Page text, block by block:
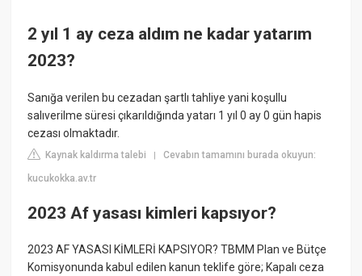
2 yıl 1 ay ceza aldım ne kadar yatarım
2023?
Sanığa verilen bu cezadan şartlı tahliye yani koşullu
salıverilme süresi çıkarıldığında yatarı 1 yıl 0 ay 0 gün hapis
cezası olmaktadır.
Kaynak kaldırma talebi |Cevabın tamamını burada okuyun:
kucukokka.av.tr
2023 Af yasası kimleri kapsıyor?
2023 AF YASASI KİMLERİ KAPSIYOR? TBMM Plan ve Bütçe
Komisyonunda kabul edilen kanun teklife göre; Kapalı ceza